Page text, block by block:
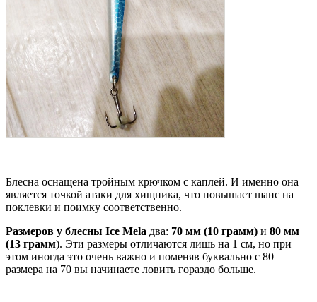
Блесна оснащена тройным крючком с каплей. И именно она
является точкой атаки для хищника, что повышает шанс на
поклевки и поимку соответственно.
Размеров у блесны Ice Mela два: 70 мм (10 грамм) и 80 мм
(13 грамм). Эти размеры отличаются лишь на 1 см, но при
этом иногда это очень важно и поменяв буквально с 80
размера на 70 вы начинаете ловить гораздо больше.